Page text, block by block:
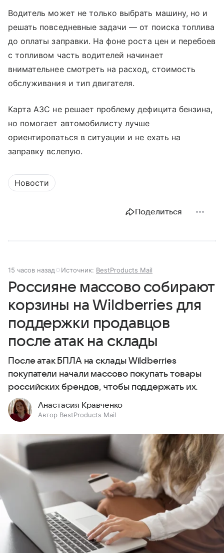
Водитель может не только выбрать машину, но и
решать повседневные задачи — от поиска топлива
до оплаты заправки. На фоне роста цен и перебоев
с топливом часть водителей начинает
внимательнее смотреть на расход, стоимость
обслуживания и тип двигателя.
Карта АЗС не решает проблему дефицита бензина,
но помогает автомобилисту лучше
ориентироваться в ситуации и не ехать на
заправку вслепую.
Новости
Поделиться
15 часов назад Источник: BestProducts Mail
Россияне массово собирают
корзины на Wildberries для
поддержки продавцов
после атак на склады
После атак БПЛА на склады Wildberries
покупатели начали массово покупать товары
российских брендов, чтобы поддержать их.
Анастасия Кравченко
Автор BestProducts Mail